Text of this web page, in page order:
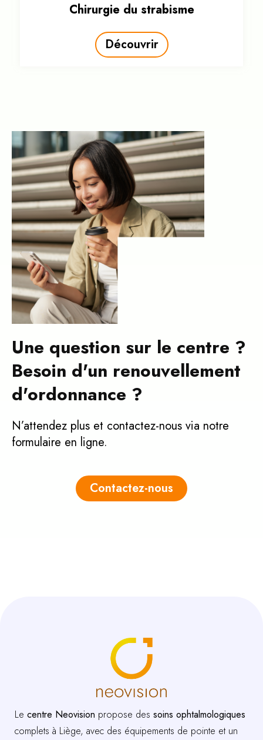
Chirurgie du strabisme
Découvrir
Une question sur le centre ?
Besoin d'un renouvellement
d'ordonnance ?
N’attendez plus et contactez-nous via notre
formulaire en ligne.
Contactez-nous
Le centre Neovision propose des soins ophtalmologiques
complets à Liège, avec des équipements de pointe et un